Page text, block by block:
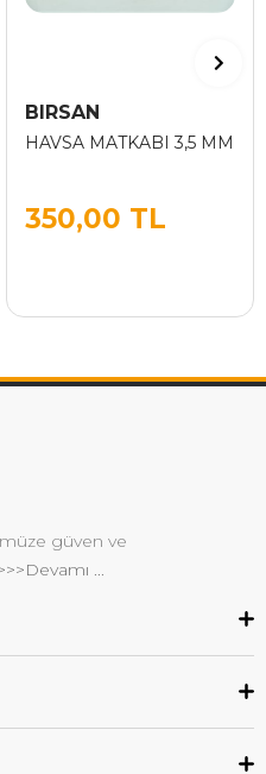
BIRSAN
HAVSA MATKABI 3,5 MM
350,00 TL
güven ve
...